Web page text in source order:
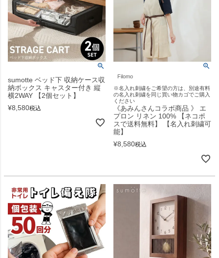
sumotte ベッド下 収納ケース収
納ボックス キャスター付き 縦
横2WAY 【2個セット】
¥8,580税込
Filomo
※名入れ刺繍をご希望の方は、別途有料
の名入れ刺繍を同じ買い物カゴでご購入
ください
《あみんさんコラボ商品 》 エ
プロン リネン 100% 【ネコポ
スで送料無料】 【名入れ刺繍可
能】
¥8,580税込